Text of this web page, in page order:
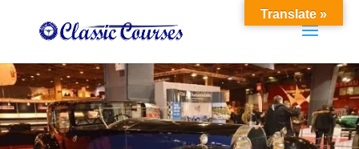
Translate »